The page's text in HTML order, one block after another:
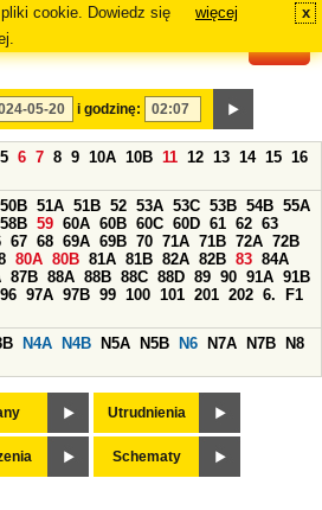
cookie. Dowiedz się
więcej x
i godzinę:
5 6 7 8 9 10A 10B 11 12 13 14 15 16
50B 51A 51B 52 53A 53C 53B 54B 55A
58B 59 60A 60B 60C 60D 61 62 63
67 68 69A 69B 70 71A 71B 72A 72B
80A 80B 81A 81B 82A 82B 83 84A
87B 88A 88B 88C 88D 89 90 91A 91B
96 97A 97B 99 100 101 201 202 6.
F1
N4A N4B N5A N5B N6 N7A N7B
N8
Utrudnienia
Schematy